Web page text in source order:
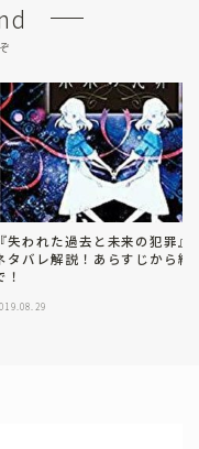
『失われた過去と未来の犯罪』
タバレ解説！あらすじから結
！